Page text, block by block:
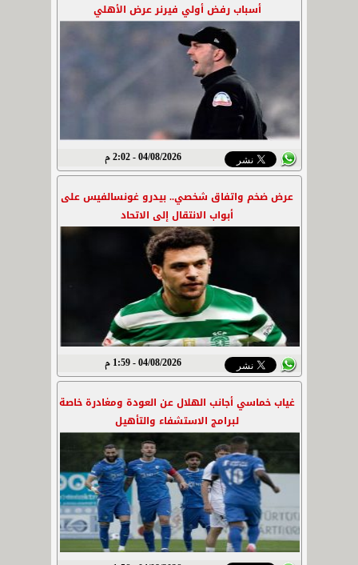
أسباب رفض أولي فيرنر عرض الأهلي
04/08/2026 - 2:02 م
عرض ضخم واتفاق شخصي.. بيدرو غونسالفيس على
أبواب الانتقال إلى الاتحاد
04/08/2026 - 1:59 م
غياب خماسي أجانب الهلال عن العودة ومغادرة خاصة
لبرامج الاستشفاء والتأهيل